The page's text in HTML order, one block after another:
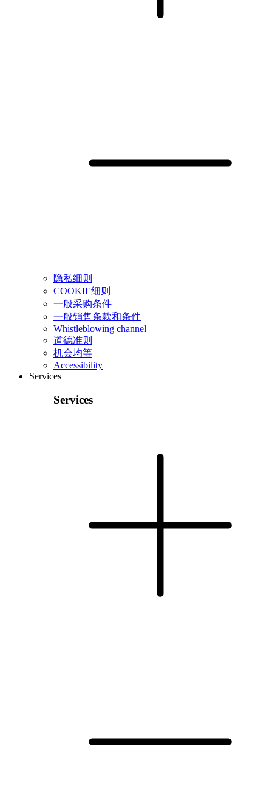
隐私细则
COOKIE细则
一般采购条件
一般销售条款和条件
Whistleblowing channel
道德准则
机会均等
Accessibility
Services
Services